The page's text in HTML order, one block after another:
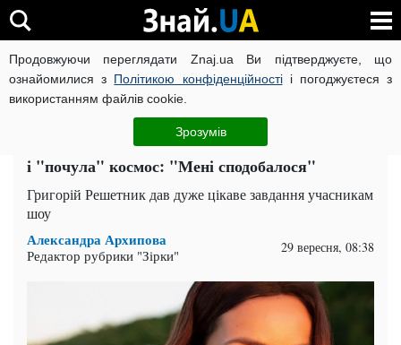
Продовжуючи переглядати Znaj.ua Ви підтверджуєте, що
ознайомилися з Політикою конфіденційностіі погоджуєтеся з
використанням файлів cookie.
Зрозумів
ВІЙНА РОСІЇ ПРОТИ УКРАЇНИ КОРОНАВІРУС В УКРАЇНІ
Івано-Франківськ ЧИТАТЬ НА РУССКОМ
"Холостячка" Злата Огнєвіч помацала лисого
і "почула" космос: "Мені сподобалося"
Григорій Решетник дав дуже цікаве завдання учасникам
шоу
Александра Архипова
Редактор рубрики "Зірки" 29 вересня, 08:38